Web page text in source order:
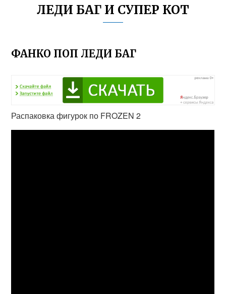
ЛЕДИ БАГ И СУПЕР КОТ
ФАНКО ПОП ЛЕДИ БАГ
Распаковка фигурок по FROZEN 2